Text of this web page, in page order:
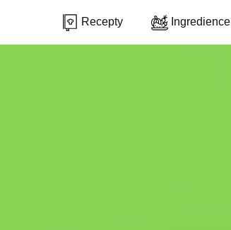
Recepty Ingredience